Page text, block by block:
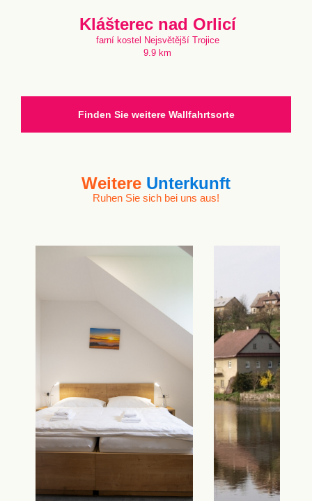
Klášterec nad Orlicí
farní kostel Nejsvětější Trojice
9.9 km
Finden Sie weitere Wallfahrtsorte
Weitere Unterkunft
Ruhen Sie sich bei uns aus!